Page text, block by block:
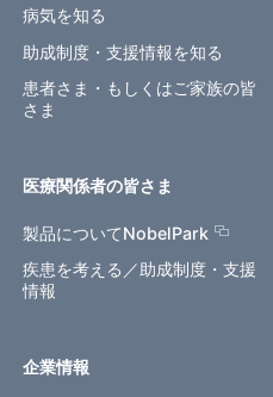
病気を知る
助成制度・支援情報を知る
患者さま・もしくはご家族の皆
さま
医療関係者の皆さま
製品についてNobelPark
疾患を考える／助成制度・支援
情報
企業情報